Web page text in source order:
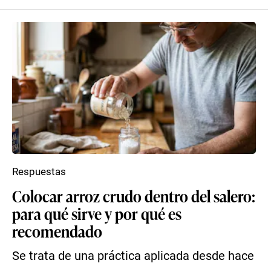
Colocar arroz crudo dentro del salero:
para qué sirve y por qué es
recomendado
Se trata de una práctica aplicada desde hace
Respuestas